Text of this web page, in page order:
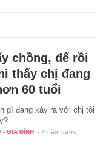
chồng, để rồi
thấy chị đang
60 tuổi
gì đang xảy ra với chị tôi
- GIA ĐÌNH - 4 năm trước